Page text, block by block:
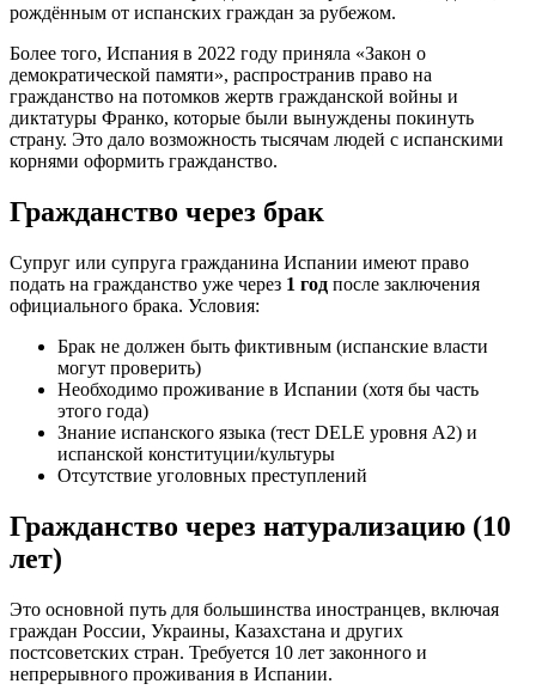
рождённым от испанских граждан за рубежом.
Более того, Испания в 2022 году приняла «Закон о
демократической памяти», распространив право на
гражданство на потомков жертв гражданской войны и
диктатуры Франко, которые были вынуждены покинуть
страну. Это дало возможность тысячам людей с испанскими
корнями оформить гражданство.
Гражданство через брак
Супруг или супруга гражданина Испании имеют право
подать на гражданство уже через 1 год после заключения
официального брака. Условия:
Брак не должен быть фиктивным (испанские власти
могут проверить)
Необходимо проживание в Испании (хотя бы часть
этого года)
Знание испанского языка (тест DELE уровня A2) и
испанской конституции/культуры
Отсутствие уголовных преступлений
Гражданство через натурализацию (10
лет)
Это основной путь для большинства иностранцев, включая
граждан России, Украины, Казахстана и других
постсоветских стран. Требуется 10 лет законного и
непрерывного проживания в Испании.